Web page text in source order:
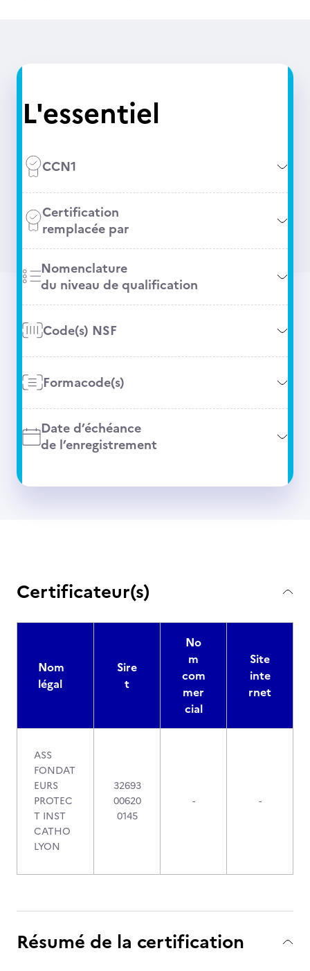
L'essentiel
CCN1
Certification
remplacée par
Nomenclature
du niveau de qualification
Code(s) NSF
Formacode(s)
Date d’échéance
de l’enregistrement
Certificateur(s)
Nom
légal
Sire
t
No
m
com
mer
cial
Site
inte
rnet
ASS
FONDAT
EURS
PROTEC
T INST
CATHO
LYON
32693
00620
0145
- -
Résumé de la certification